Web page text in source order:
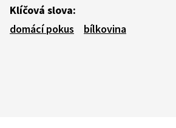
Klíčová slova:
domácí pokus
bílkovina